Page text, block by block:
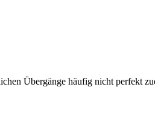
Übergänge häufig nicht perfekt